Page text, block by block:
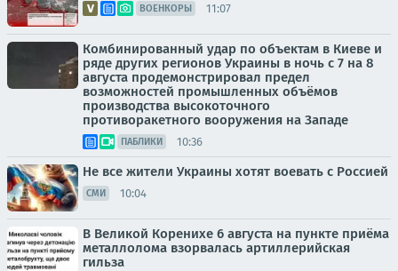
ВОЕНКОРЫ 11:07
Комбинированный удар по объектам в Киеве и
ряде других регионов Украины в ночь с 7 на 8
августа продемонстрировал предел
возможностей промышленных объёмов
производства высокоточного
противоракетного вооружения на Западе
ПАБЛИКИ 10:36
Не все жители Украины хотят воевать с Россией
СМИ 10:04
В Великой Коренихе 6 августа на пункте приёма
металлолома взорвалась артиллерийская
гильза